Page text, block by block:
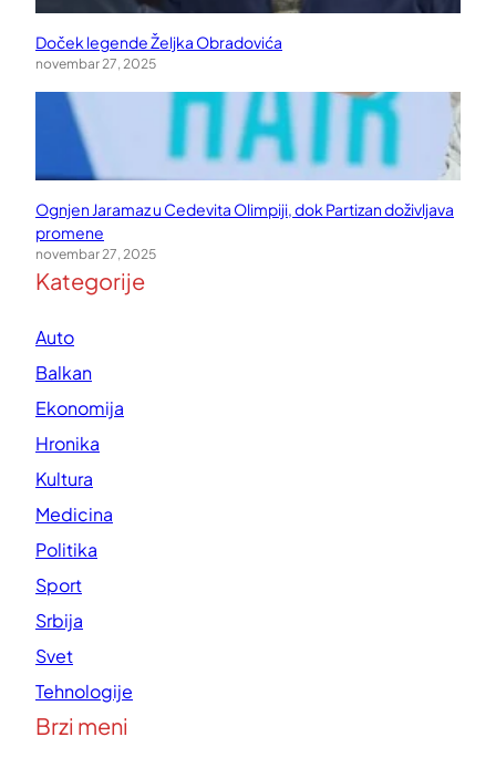
Doček legende Željka Obradovića
novembar 27, 2025
Ognjen Jaramaz u Cedevita Olimpiji, dok Partizan doživljava
promene
novembar 27, 2025
Kategorije
Auto
Balkan
Ekonomija
Hronika
Kultura
Medicina
Politika
Sport
Srbija
Svet
Tehnologije
Brzi meni